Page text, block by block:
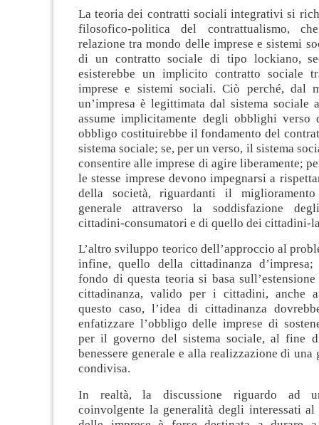
La teoria dei contratti sociali integrativi si
filosofico-politica del contrattualismo,
relazione tra mondo delle imprese e sistemi
di un contratto sociale di tipo lockiano,
esisterebbe un implicito contratto sociale
imprese e sistemi sociali. Ciò perché, dal
un’impresa è legittimata dal sistema sociale
assume implicitamente degli obblighi verso
obbligo costituirebbe il fondamento del
sistema sociale; se, per un verso, il sistema
consentire alle imprese di agire liberamente;
le stesse imprese devono impegnarsi a
della società, riguardanti il miglioramento
generale attraverso la soddisfazione
cittadini-consumatori e di quello dei cittadini-
L’altro sviluppo teorico dell’approccio al
infine, quello della cittadinanza
fondo di questa teoria si basa
cittadinanza, valido per i cittadini, anche
questo caso, l’idea di cittadinanza
enfatizzare l’obbligo delle imprese di
per il governo del sistema sociale, al fine
benessere generale e alla realizzazione di
condivisa.
In realtà, la discussione riguardo ad
coinvolgente la generalità degli interessati al